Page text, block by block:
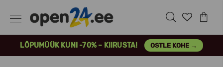
LÕPUMÜÜK KUNI -70% – KIIRUSTA! OSTLE KOHE →